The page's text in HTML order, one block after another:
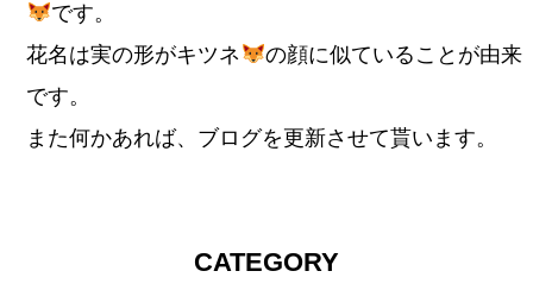
です。
花名は実の形がキツネ
の顔に似ていることが由来
です。
また何かあれば、ブログを更新させて貰います。
CATEGORY